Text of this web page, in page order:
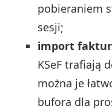
pobieraniem
sesji;
import
KSeF trafiają
można je
bufora dla